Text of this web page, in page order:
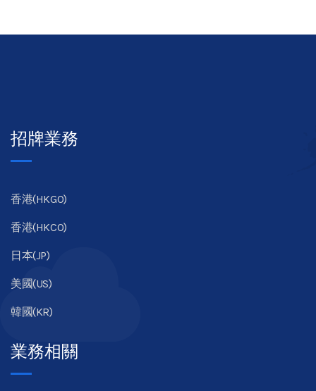
招牌業務
香港(HKGO)
香港(HKCO)
日本(JP)
美國(US)
韓國(KR)
業務相關